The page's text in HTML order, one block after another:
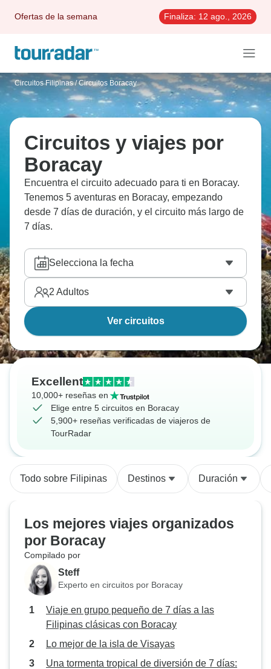
Ofertas de la semana Finaliza: 12 ago., 2026
Circuitos Filipinas / Circuitos Boracay
Circuitos y viajes por
Boracay
Encuentra el circuito adecuado para ti en Boracay.
Tenemos 5 aventuras en Boracay, empezando
desde 7 días de duración, y el circuito más largo de
7 días.
Selecciona la fecha
2 Adultos
Ver circuitos
Excellent
10,000+ reseñas en
Elige entre 5 circuitos en Boracay
5,900+ reseñas verificadas de viajeros de
TourRadar
Todo sobre Filipinas Destinos Duración
Los mejores viajes organizados
por Boracay
Compilado por
Steff
Experto en circuitos por Boracay
Viaje en grupo pequeño de 7 días a las
Filipinas clásicas con Boracay
Lo mejor de la isla de Visayas
Una tormenta tropical de diversión de 7 días: